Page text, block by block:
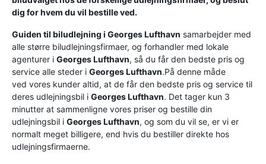
dig for hvem du vil bestille ved.
Guiden til biludlejning i Georges Lufthavn samarbejder med
alle større biludlejningsfirmaer, og forhandler med lokale
agenturer i Georges Lufthavn, så du får den bedste pris og
service alle steder i Georges Lufthavn.På denne måde
ved vores kunder altid, at de får den bedste pris og service til
deres udlejningsbil i Georges Lufthavn. Det tager kun 3
minutter at sammenligne vores priser og bestille din
udlejningsbil i Georges Lufthavn, og som du vil se, er vi er
normalt meget billigere, end hvis du bestiller direkte hos
udlejningsfirmaerne.